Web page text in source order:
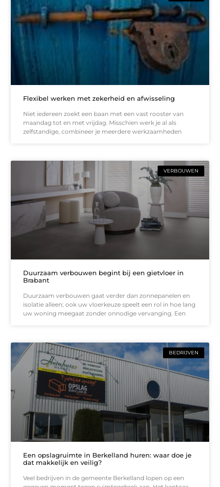
Flexibel werken met zekerheid en afwisseling
Niet iedereen zoekt een baan met een vast rooster van
maandag tot en met vrijdag. Misschien werk je al als
zelfstandige, combineer je meerdere werkzaamheden
VERBOUWEN
Duurzaam verbouwen begint bij een gietvloer in
Brabant
Duurzaam verbouwen gaat verder dan zonnepanelen en
isolatie alleen; ook uw vloerkeuze speelt een rol in hoe lang
uw woning meegaat zonder onnodige vervanging. Een
BEDRIJVEN
Een opslagruimte in Berkelland huren: waar doe je
dat makkelijk en veilig?
Veel bedrijven in de gemeente Berkelland lopen op een